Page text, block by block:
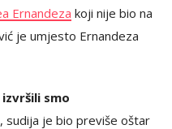
Ernandeza koji nije bio na
je umjesto Ernandeza
smo
sudija je bio previše oštar